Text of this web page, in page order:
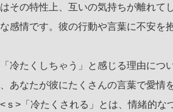
その特性上、互いの気持ちが離れて
感情です。彼の行動や言葉に不安を
冷たくしちゃう」と感じる理由につ
あなたが彼にたくさんの言葉で愛情
ｓ>「冷たくされる」とは、情緒的